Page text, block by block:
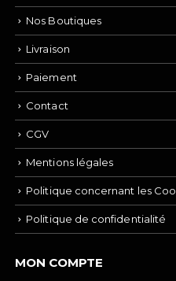
Nos Boutiques
Livraison
Paiement
Contact
CGV
Mentions légales
Politique concernant les
Politique de confidentialité
MON COMPTE